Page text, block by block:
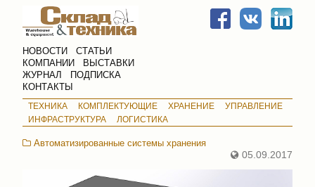
НОВОСТИ
СТАТЬИ
КОМПАНИИ
ВЫСТАВКИ
ЖУРНАЛ
ПОДПИСКА
КОНТАКТЫ
ТЕХНИКА КОМПЛЕКТУЮЩИЕ ХРАНЕНИЕ
УПРАВЛЕНИЕ
ИНФРАСТРУКТУРА
ЛОГИСТИКА
Автоматизированные системы хранения
05.09.2017